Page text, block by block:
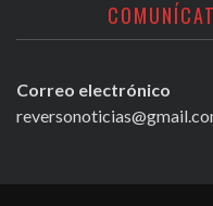
Correo electrónico